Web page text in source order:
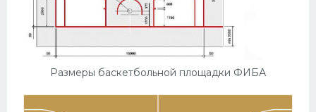
Размеры баскетбольной площадки ФИБА